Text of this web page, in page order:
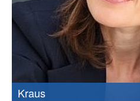
Kraus